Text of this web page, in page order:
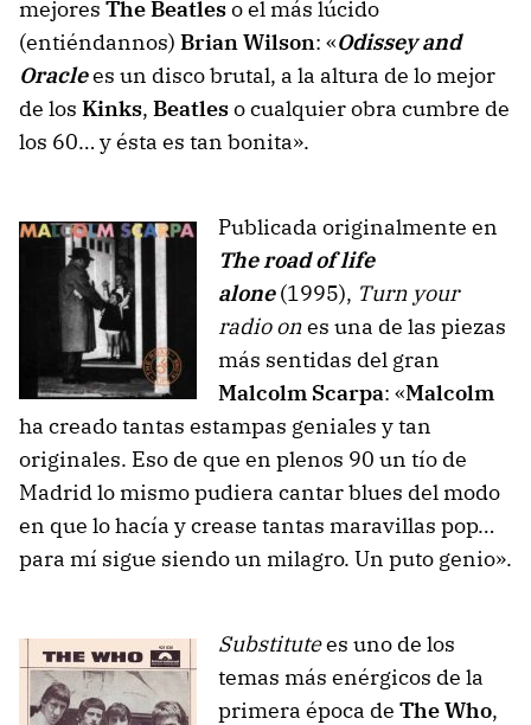
mejores The Beatleso el más lúcido
(entiéndannos) Brian Wilson: «Odissey and
Oraclees un disco brutal, a la altura de lo mejor
de los Kinks, Beatleso cualquier obra cumbre de
los 60… y ésta es tan bonita».
Publicada originalmente en
The road of life
alone(1995), Turn your
radio ones una de las piezas
más sentidas del gran
Malcolm Scarpa: «Malcolm
ha creado tantas estampas geniales y tan
originales. Eso de que en plenos 90 un tío de
Madrid lo mismo pudiera cantar blues del modo
en que lo hacía y crease tantas maravillas pop…
para mí sigue siendo un milagro. Un puto genio».
Substitutees uno de los
temas más enérgicos de la
primera época de The Who,